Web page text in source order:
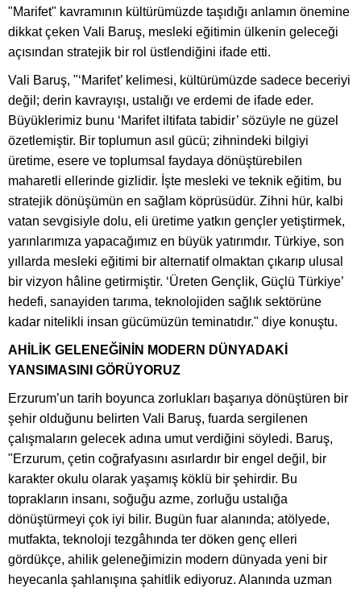
"Marifet" kavramının kültürümüzde taşıdığı anlamın önemine
dikkat çeken Vali Baruş, mesleki eğitimin ülkenin geleceği
açısından stratejik bir rol üstlendiğini ifade etti.
Vali Baruş, "‘Marifet’ kelimesi, kültürümüzde sadece beceriyi
değil; derin kavrayışı, ustalığı ve erdemi de ifade eder.
Büyüklerimiz bunu ‘Marifet iltifata tabidir’ sözüyle ne güzel
özetlemiştir. Bir toplumun asıl gücü; zihnindeki bilgiyi
üretime, esere ve toplumsal faydaya dönüştürebilen
maharetli ellerinde gizlidir. İşte mesleki ve teknik eğitim, bu
stratejik dönüşümün en sağlam köprüsüdür. Zihni hür, kalbi
vatan sevgisiyle dolu, eli üretime yatkın gençler yetiştirmek,
yarınlarımıza yapacağımız en büyük yatırımdır. Türkiye, son
yıllarda mesleki eğitimi bir alternatif olmaktan çıkarıp ulusal
bir vizyon hâline getirmiştir. ‘Üreten Gençlik, Güçlü Türkiye’
hedefi, sanayiden tarıma, teknolojiden sağlık sektörüne
kadar nitelikli insan gücümüzün teminatıdır." diye konuştu.
AHİLİK GELENEĞİNİN MODERN DÜNYADAKİ
YANSIMASINI GÖRÜYORUZ
Erzurum’un tarih boyunca zorlukları başarıya dönüştüren bir
şehir olduğunu belirten Vali Baruş, fuarda sergilenen
çalışmaların gelecek adına umut verdiğini söyledi. Baruş,
"Erzurum, çetin coğrafyasını asırlardır bir engel değil, bir
karakter okulu olarak yaşamış köklü bir şehirdir. Bu
toprakların insanı, soğuğu azme, zorluğu ustalığa
dönüştürmeyi çok iyi bilir. Bugün fuar alanında; atölyede,
mutfakta, teknoloji tezgâhında ter döken genç elleri
gördükçe, ahilik geleneğimizin modern dünyada yeni bir
heyecanla şahlanışına şahitlik ediyoruz. Alanında uzman